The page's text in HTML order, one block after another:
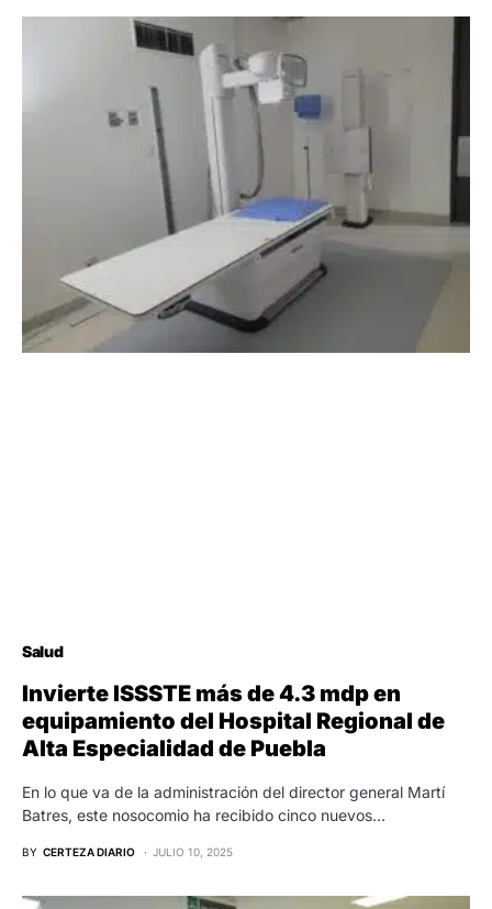
Salud
Invierte ISSSTE más de 4.3 mdp en
equipamiento del Hospital Regional de
Alta Especialidad de Puebla
En lo que va de la administración del director general Martí
Batres, este nosocomio ha recibido cinco nuevos…
BY CERTEZA DIARIO JULIO 10, 2025